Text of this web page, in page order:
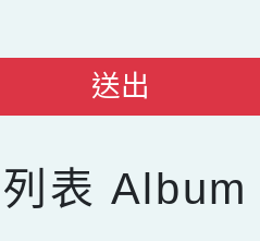
送出
表